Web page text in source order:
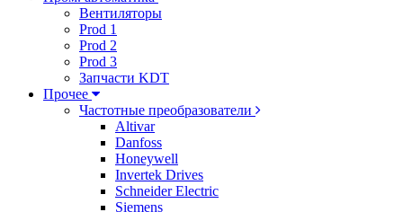
Вентиляторы
Prod 1
Prod 2
Prod 3
Запчасти KDT
Прочее
Частотные преобразователи
Altivar
Danfoss
Honeywell
Invertek Drives
Schneider Electric
Siemens